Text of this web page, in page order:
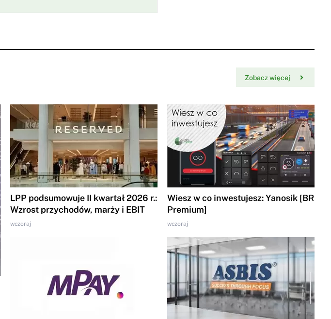
Zobacz więcej
LPP podsumowuje II kwartał 2026 r.:
Wzrost przychodów, marży i EBIT
wczoraj
Wiesz w co inwestujesz: Yanosik [BR
Premium]
wczoraj